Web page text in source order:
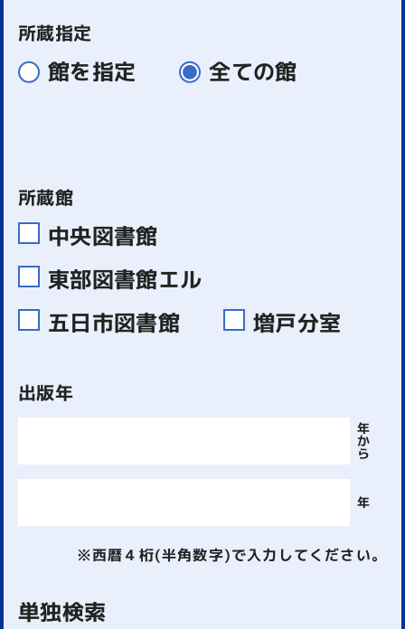
所蔵指定
館を指定 全ての館
所蔵館
中央図書館
東部図書館エル
五日市図書館
増戸分室
出版年
年
か
ら
年
※西暦４桁(半角数字)で入力してください。
単独検索